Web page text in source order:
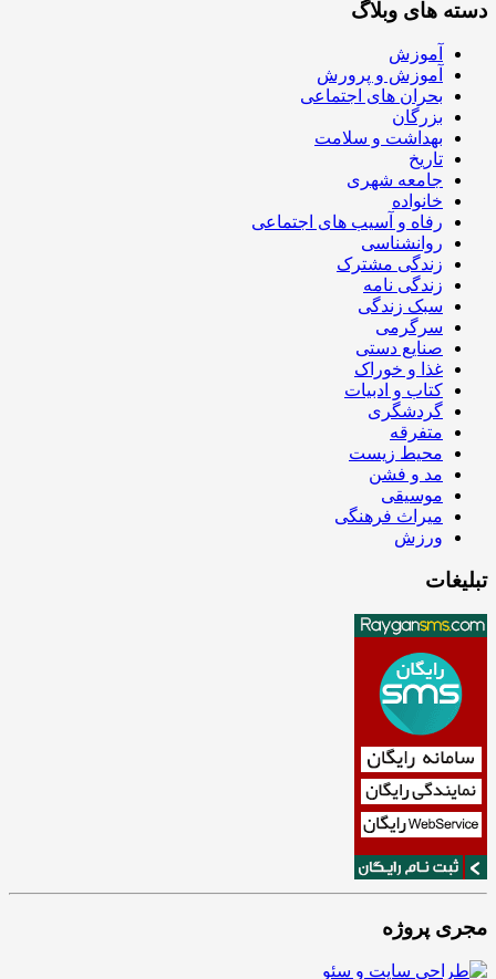
دسته های وبلاگ
آموزش
آموزش و پرورش
بحران های اجتماعی
بزرگان
بهداشت و سلامت
تاریخ
جامعه شهری
خانواده
رفاه و آسیب های اجتماعی
روانشناسی
زندگی مشترک
زندگی نامه
سبک زندگی
سرگرمی
صنایع دستی
غذا و خوراک
کتاب و ادبیات
گردشگری
متفرقه
محیط زیست
مد و فشن
موسیقی
میراث فرهنگی
ورزش
تبلیغات
مجری پروژه